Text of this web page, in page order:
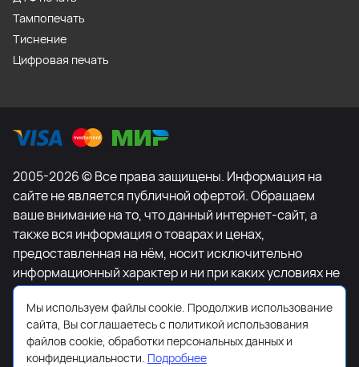
Тампопечать
Тиснение
Цифровая печать
2005-2026 © Все права защищены. Информация на
сайте не является публичной офертой. Обращаем
ваше внимание на то, что данный интернет-сайт, а
также вся информация о товарах и ценах,
предоставленная на нём, носит исключительно
информационный характер и ни при каких условиях не
является публичной офертой, определяемой
положениями Статьи 437 Гражданского кодекса
Российской Федерации. Для получения подробной
информации о наличии и стоимости указанных
Мы используем файлы cookie. Продолжив использование
сайта, Вы соглашаетесь с политикой использования
файлов cookie, обработки персональных данных и
конфиденциальности. Подробнее